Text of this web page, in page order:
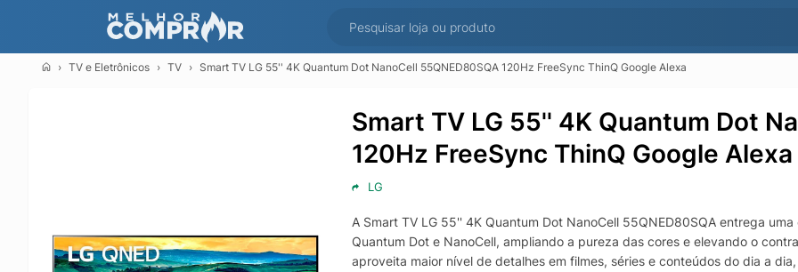
TV e Eletrônicos TV Smart TV LG 55'' 4K Quantum Dot NanoCell 55QNED80SQA 120Hz FreeSync ThinQ Google Alexa
Smart TV LG 55'' 4K Quantum Dot
120Hz FreeSync ThinQ Google Alexa
LG
A Smart TV LG 55'' 4K Quantum Dot NanoCell 55QNED80SQA entrega
Quantum Dot e NanoCell, ampliando a pureza das cores e elevando o
aproveita maior nível de detalhes em filmes, séries e conteúdos do dia a